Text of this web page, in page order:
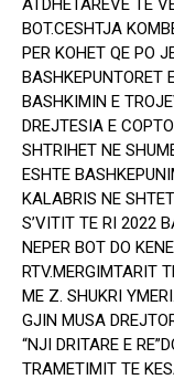
ATDHETAREVE TE
BOT.CESHTJA
PER KOHET QE PO
BASHKEPUNTORET
BASHKIMIN E
DREJTESIA E
SHTRIHET NE
ESHTE
KALABRIS NE
S’VITIT TE RI 2022
NEPER BOT DO
RTV.MERGIMTARIT
ME Z. SHUKRI
GJIN MUSA
“NJI DRITARE E
TRAMETIMIT TE